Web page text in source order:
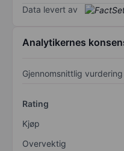
Data levert av
Analytikernes
Gjennomsnittlig vurdering
Rating
Kjøp
Overvektig